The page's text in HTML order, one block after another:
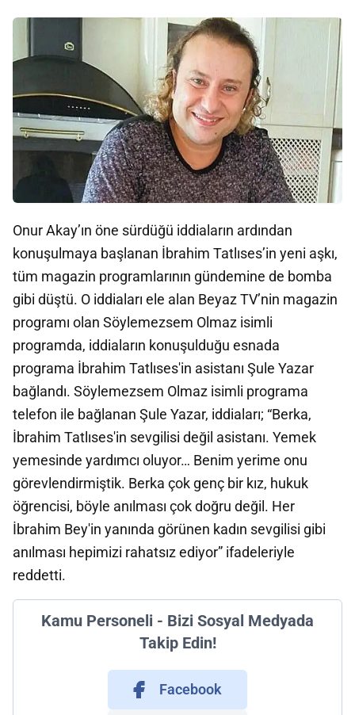
Onur Akay’ın öne sürdüğü iddiaların ardından
konuşulmaya başlanan İbrahim Tatlıses’in yeni aşkı,
tüm magazin programlarının gündemine de bomba
gibi düştü. O iddiaları ele alan Beyaz TV’nin magazin
programı olan Söylemezsem Olmaz isimli
programda, iddiaların konuşulduğu esnada
programa İbrahim Tatlıses'in asistanı Şule Yazar
bağlandı. Söylemezsem Olmaz isimli programa
telefon ile bağlanan Şule Yazar, iddiaları; “Berka,
İbrahim Tatlıses'in sevgilisi değil asistanı. Yemek
yemesinde yardımcı oluyor… Benim yerime onu
görevlendirmiştik. Berka çok genç bir kız, hukuk
öğrencisi, böyle anılması çok doğru değil. Her
İbrahim Bey'in yanında görünen kadın sevgilisi gibi
anılması hepimizi rahatsız ediyor” ifadeleriyle
reddetti.
Kamu Personeli - Bizi Sosyal Medyada
Takip Edin!
Facebook